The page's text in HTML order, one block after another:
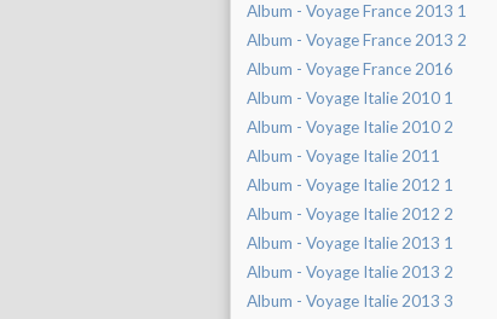
Album - Voyage France 2013 1
Album - Voyage France 2013 2
Album - Voyage France 2016
Album - Voyage Italie 2010 1
Album - Voyage Italie 2010 2
Album - Voyage Italie 2011
Album - Voyage Italie 2012 1
Album - Voyage Italie 2012 2
Album - Voyage Italie 2013 1
Album - Voyage Italie 2013 2
Album - Voyage Italie 2013 3